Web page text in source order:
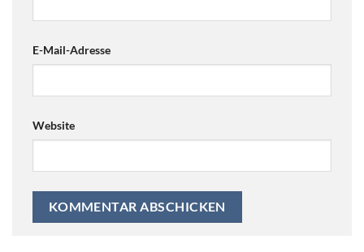
E-Mail-Adresse
Website